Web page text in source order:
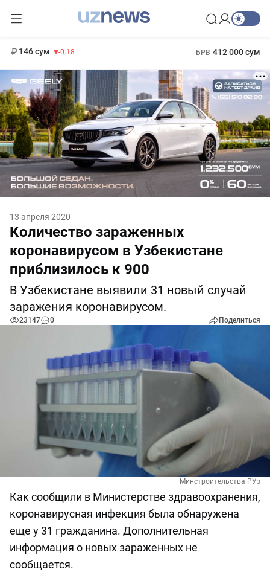
146 сум -0.18 БРВ 412 000 сум
13 апреля 2020
Количество зараженных
коронавирусом в Узбекистане
приблизилось к 900
В Узбекистане выявили 31 новый случай
заражения коронавирусом.
23147 0 Поделиться
Минстроительства РУз
Как сообщили в Министерстве здравоохранения,
коронавирусная инфекция была обнаружена
еще у 31 гражданина. Дополнительная
информация о новых зараженных не
сообщается.